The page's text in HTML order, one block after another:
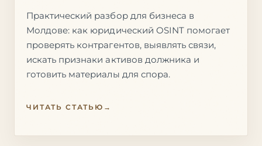
Практический разбор для бизнеса в
Молдове: как юридический OSINT помогает
проверять контрагентов, выявлять связи,
искать признаки активов должника и
готовить материалы для спора.
ЧИТАТЬ СТАТЬЮ →